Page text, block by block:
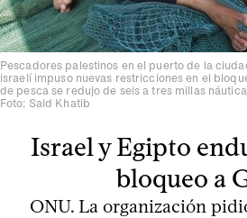
Pescadores palestinos en el puerto de la
israelí impuso nuevas restricciones en el
de pesca se redujo de seis a tres millas
Foto: Said Khatib
Israel y Egipto
bloqueo a
ONU. La organización